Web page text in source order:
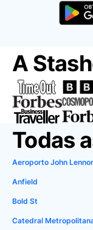
A
Todas
Anfield
Bold St